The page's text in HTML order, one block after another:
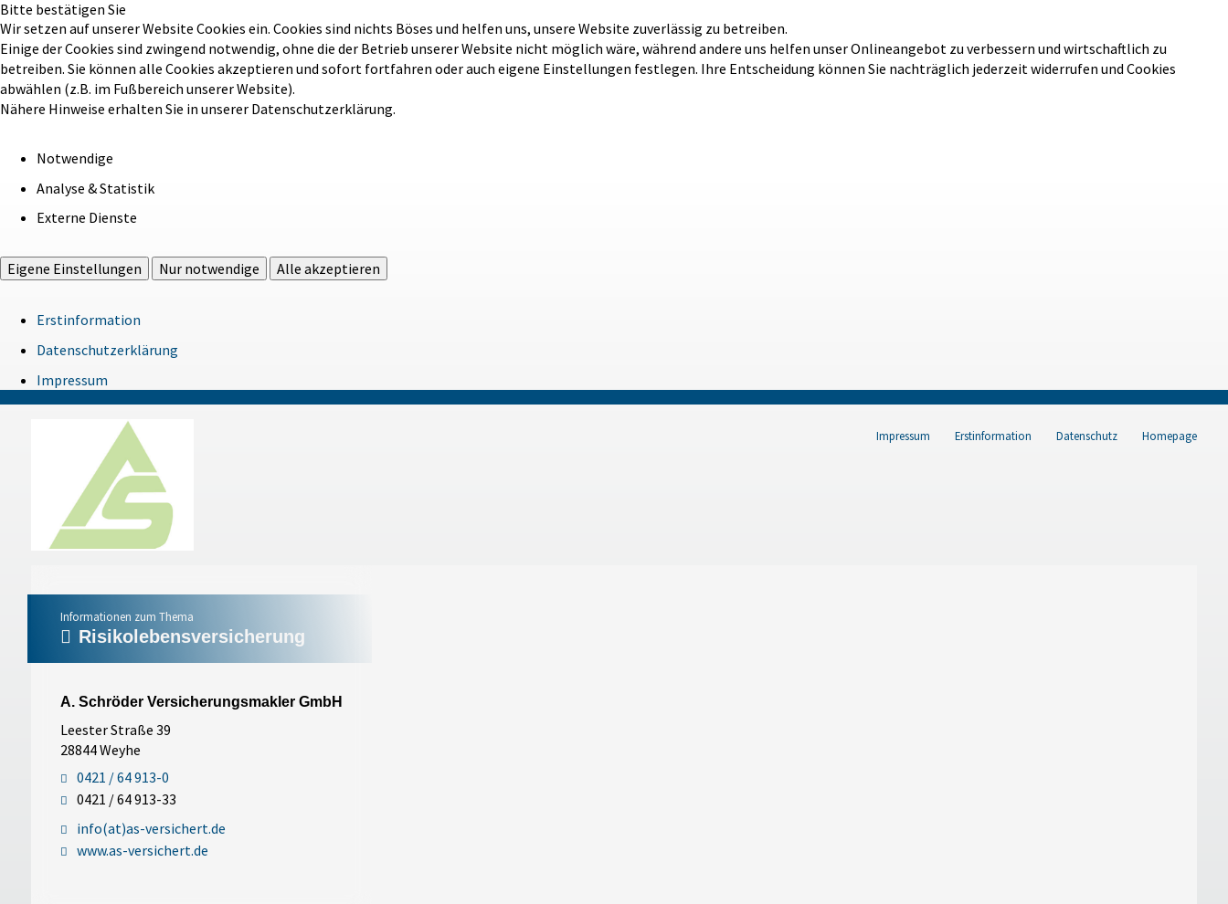
Bitte bestätigen Sie
Wir setzen auf unserer Website Cookies ein. Cookies sind nichts Böses und helfen uns, unsere Website zuverlässig zu betreiben.
Einige der Cookies sind zwingend notwendig, ohne die der Betrieb unserer Website nicht möglich wäre, während andere uns helfen unser Onlineangebot zu verbessern und wirtschaftlich zu
betreiben. Sie können alle Cookies akzeptieren und sofort fortfahren oder auch eigene Einstellungen festlegen. Ihre Entscheidung können Sie nachträglich jederzeit widerrufen und Cookies
abwählen (z.B. im Fußbereich unserer Website).
Nähere Hinweise erhalten Sie in unserer Datenschutzerklärung.
Notwendige
Analyse & Statistik
Externe Dienste
Eigene Einstellungen Nur notwendige Alle akzeptieren
Erstinformation
Datenschutzerklärung
Impressum
Impressum Erstinformation Datenschutz Homepage
Informationen zum Thema
Risikolebensversicherung
A. Schröder Versicherungsmakler GmbH
Leester Straße 39
28844 Weyhe
0421 / 64 913-0
0421 / 64 913-33
info(at)as-versichert.de
www.as-versichert.de